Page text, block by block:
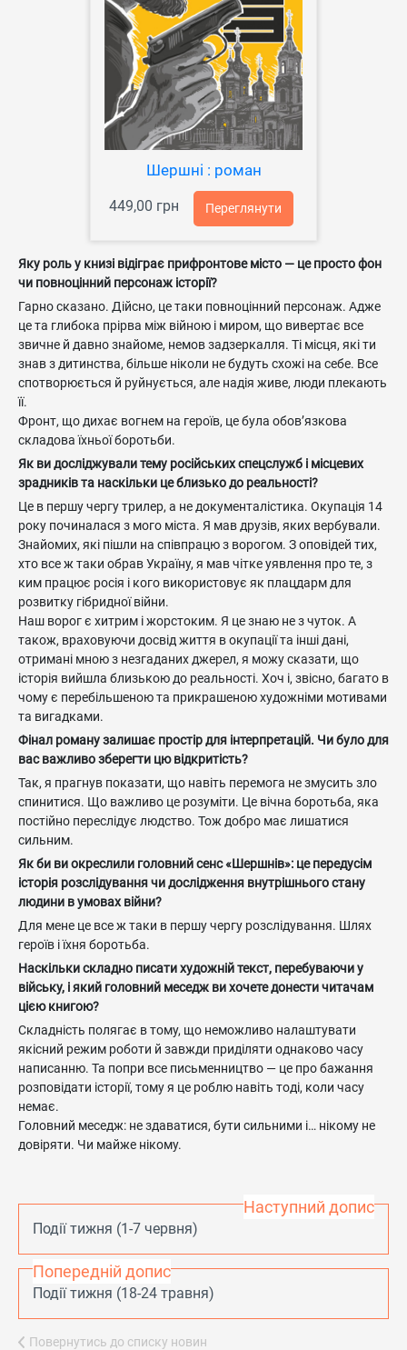
Шершні : роман
449,00 грн Переглянути
Яку роль у книзі відіграє прифронтове місто — це просто фон
чи повноцінний персонаж історії?
Гарно сказано. Дійсно, це таки повноцінний персонаж. Адже
це та глибока прірва між війною і миром, що вивертає все
звичне й давно знайоме, немов задзеркалля. Ті місця, які ти
знав з дитинства, більше ніколи не будуть схожі на себе. Все
спотворюється й руйнується, але надія живе, люди плекають
її.
Фронт, що дихає вогнем на героїв, це була обов’язкова
складова їхньої боротьби.
Як ви досліджували тему російських спецслужб і місцевих
зрадників та наскільки це близько до реальності?
Це в першу чергу трилер, а не документалістика. Окупація 14
року починалася з мого міста. Я мав друзів, яких вербували.
Знайомих, які пішли на співпрацю з ворогом. З оповідей тих,
хто все ж таки обрав Україну, я мав чітке уявлення про те, з
ким працює росія і кого використовує як плацдарм для
розвитку гібридної війни.
Наш ворог є хитрим і жорстоким. Я це знаю не з чуток. А
також, враховуючи досвід життя в окупації та інші дані,
отримані мною з незгаданих джерел, я можу сказати, що
історія вийшла близькою до реальності. Хоч і, звісно, багато в
чому є перебільшеною та прикрашеною художніми мотивами
та вигадками.
Фінал роману залишає простір для інтерпретацій. Чи було для
вас важливо зберегти цю відкритість?
Так, я прагнув показати, що навіть перемога не змусить зло
спинитися. Що важливо це розуміти. Це вічна боротьба, яка
постійно переслідує людство. Тож добро має лишатися
сильним.
Як би ви окреслили головний сенс «Шершнів»: це передусім
історія розслідування чи дослідження внутрішнього стану
людини в умовах війни?
Для мене це все ж таки в першу чергу розслідування. Шлях
героїв і їхня боротьба.
Наскільки складно писати художній текст, перебуваючи у
війську, і який головний меседж ви хочете донести читачам
цією книгою?
Складність полягає в тому, що неможливо налаштувати
якісний режим роботи й завжди приділяти однаково часу
написанню. Та попри все письменництво — це про бажання
розповідати історії, тому я це роблю навіть тоді, коли часу
немає.
Головний меседж: не здаватися, бути сильними і… нікому не
довіряти. Чи майже нікому.
Наступний допис
Події тижня (1-7 червня)
Попередній допис
Події тижня (18-24 травня)
Повернутись до списку новин